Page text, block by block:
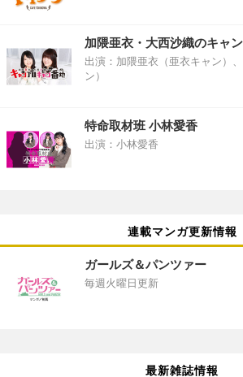
加隈亜衣・大西沙織のキャ
出演：加隈亜衣（亜衣キャン）
ン）
特命取材班 小林愛香
出演：小林愛香
連載マンガ更新情報
ガールズ＆パンツァー
毎週火曜日更新
最新雑誌情報